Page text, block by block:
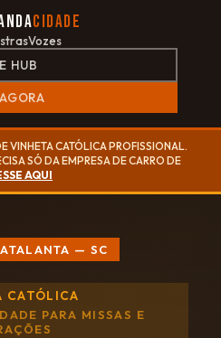
Cidade
Vozes
HUB
VINHETA CATÓLICA PROFISSIONAL.
SÓ DA EMPRESA DE CARRO DE
AQUI
— SC
CATÓLICA
PARA MISSAS E